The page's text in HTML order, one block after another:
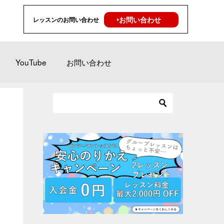
レッスンのお問い合わせ ‣お問い合わせ
YouTube お問い合わせ